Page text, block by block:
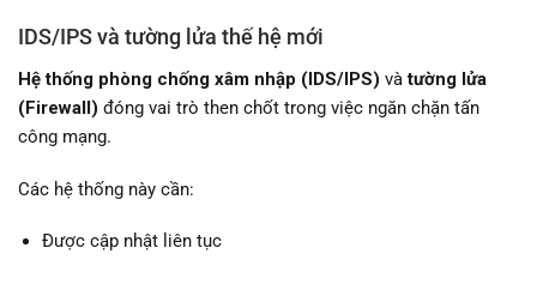
IDS/IPS và tường lửa thế hệ mới
Hệ thống phòng chống xâm nhập (IDS/IPS) vàtường lửa
(Firewall) đóng vai trò then chốt trong việc ngăn chặn tấn
công mạng.
Các hệ thống này cần:
Được cập nhật liên tục